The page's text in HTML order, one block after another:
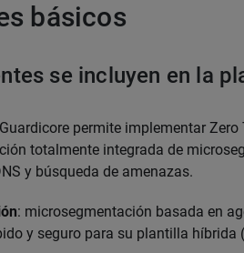
básicos
se incluyen en la
permite implementar
totalmente integrada de
y búsqueda de amenazas.
: microsegmentación basada en
y seguro para su plantilla híbrida